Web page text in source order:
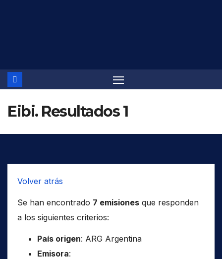
Eibi. Resultados 1
Volver atrás
Se han encontrado 7 emisiones que responden
a los siguientes criterios:
País origen: ARG Argentina
Emisora: